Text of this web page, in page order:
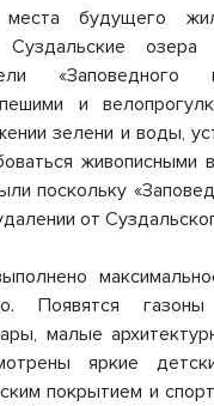
будущего
Суздальские
«Заповедного
и
зелени и воды,
живописными
поскольку
от
Появятся
малые
яркие
покрытием и